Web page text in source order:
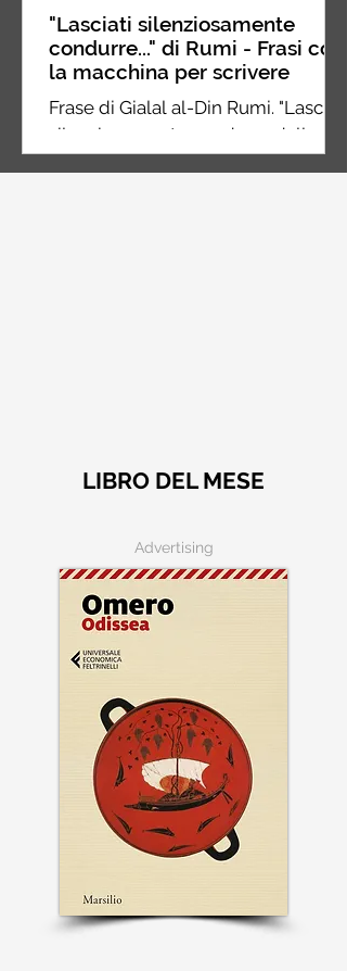
"Lasciati silenziosamente
condurre..." di Rumi - Frasi con
la macchina per scrivere
Frase di Gialal al-Din Rumi. "Lasciati
silenziosamente condurre dalla
LIBRO DEL MESE
Advertising